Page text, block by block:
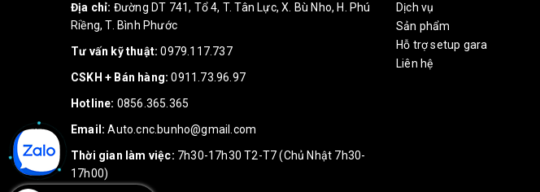
Địa chỉ: Đường DT 741, Tổ 4, T. Tân Lực, X. Bù Nho, H. Phú
Riềng, T. Bình Phước
Tư vấn kỹ thuật: 0979.117.737
CSKH + Bán hàng: 0911.73.96.97
Hotline: 0856.365.365
Email: Auto.cnc.bunho@gmail.com
Thời gian làm việc: 7h30-17h30 T2-T7 (Chủ Nhật 7h30-
17h00)
Dịch vụ
Sản phẩm
Hỗ trợ setup gara
Liên hệ